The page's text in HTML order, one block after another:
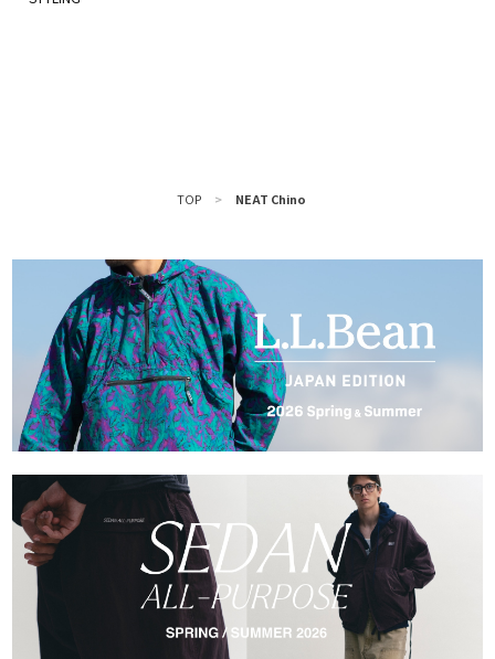
TOP > NEAT Chino